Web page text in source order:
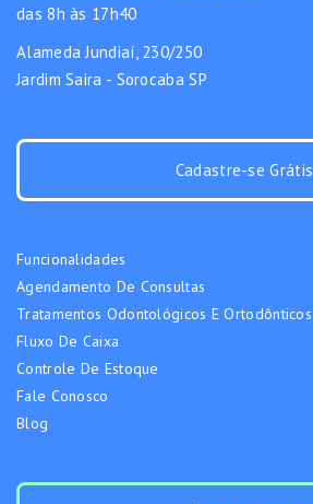
das 8h às 17h40
Alameda Jundiaí, 230/250
Jardim Saira - Sorocaba SP
Cadastre-se Grátis
Funcionalidades
Agendamento De Consultas
Tratamentos Odontológicos E Ortodônticos
Fluxo De Caixa
Controle De Estoque
Fale Conosco
Blog